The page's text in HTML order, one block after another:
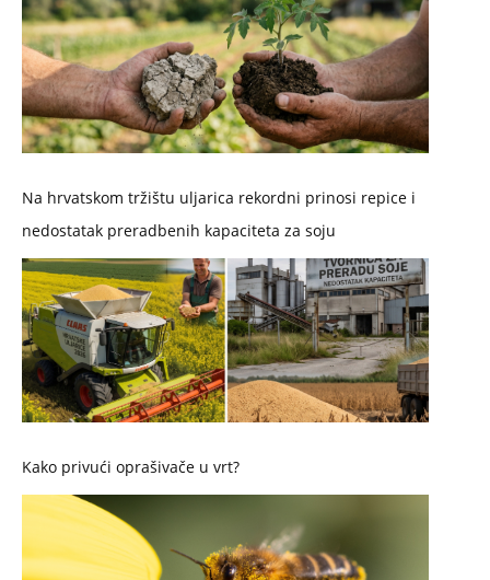
Na hrvatskom tržištu uljarica rekordni prinosi repice i
nedostatak preradbenih kapaciteta za soju
Kako privući oprašivače u vrt?